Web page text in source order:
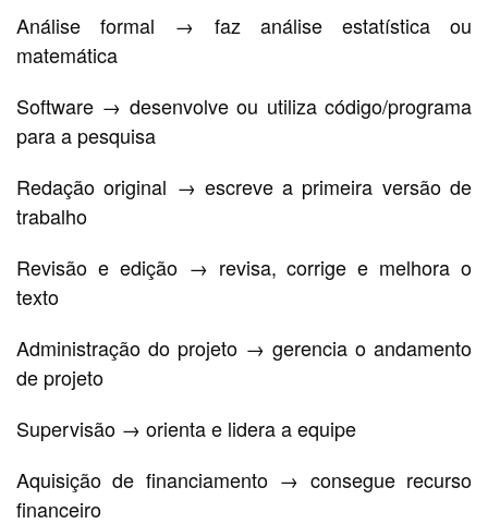
Análise formal → faz análise estatística ou
matemática
Software → desenvolve ou utiliza código/programa
para a pesquisa
Redação original → escreve a primeira versão de
trabalho
Revisão e edição → revisa, corrige e melhora o
texto
Administração do projeto → gerencia o andamento
de projeto
Supervisão → orienta e lidera a equipe
Aquisição de financiamento → consegue recurso
financeiro